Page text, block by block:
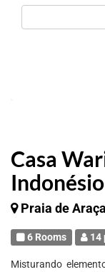
Casa
Praia de
6 Rooms 14
Misturando